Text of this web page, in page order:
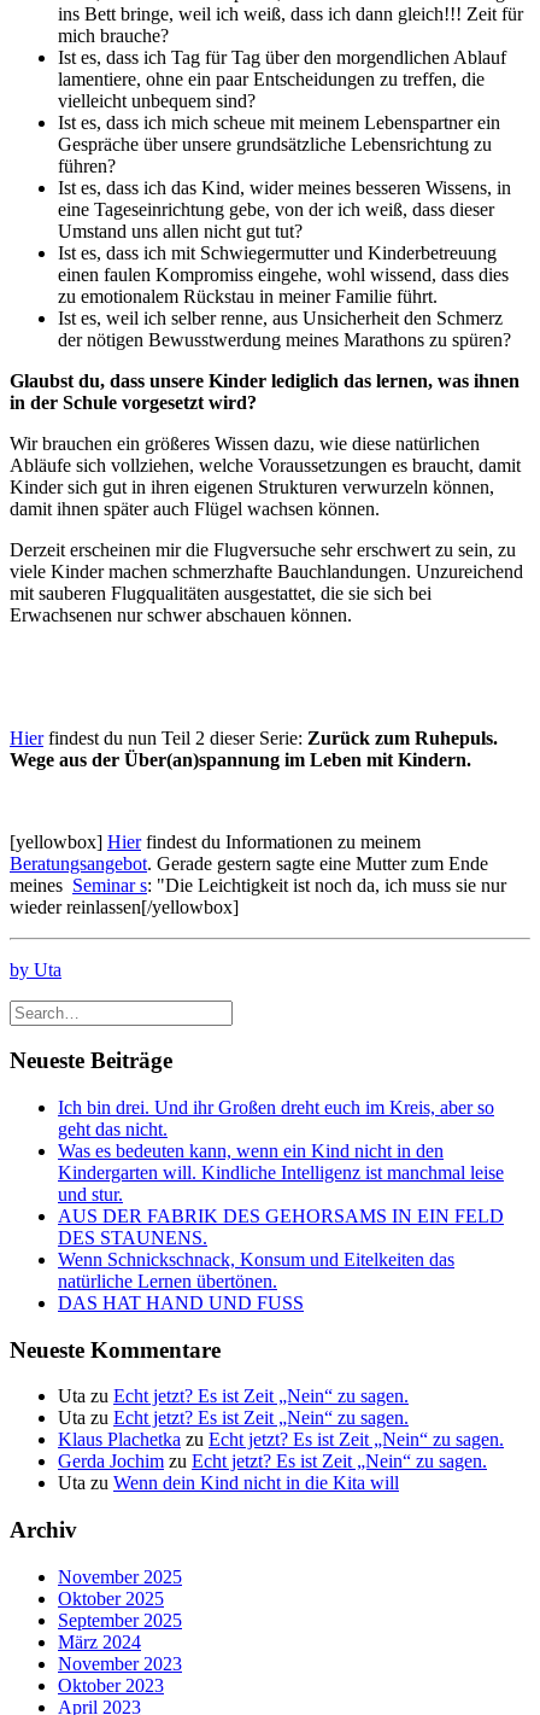
ins Bett bringe, weil ich weiß, dass ich dann gleich!!! Zeit für
mich brauche?
Ist es, dass ich Tag für Tag über den morgendlichen Ablauf
lamentiere, ohne ein paar Entscheidungen zu treffen, die
vielleicht unbequem sind?
Ist es, dass ich mich scheue mit meinem Lebenspartner ein
Gespräche über unsere grundsätzliche Lebensrichtung zu
führen?
Ist es, dass ich das Kind, wider meines besseren Wissens, in
eine Tageseinrichtung gebe, von der ich weiß, dass dieser
Umstand uns allen nicht gut tut?
Ist es, dass ich mit Schwiegermutter und Kinderbetreuung
einen faulen Kompromiss eingehe, wohl wissend, dass dies
zu emotionalem Rückstau in meiner Familie führt.
Ist es, weil ich selber renne, aus Unsicherheit den Schmerz
der nötigen Bewusstwerdung meines Marathons zu spüren?
Glaubst du, dass unsere Kinder lediglich das lernen, was ihnen
in der Schule vorgesetzt wird?
Wir brauchen ein größeres Wissen dazu, wie diese natürlichen
Abläufe sich vollziehen, welche Voraussetzungen es braucht, damit
Kinder sich gut in ihren eigenen Strukturen verwurzeln können,
damit ihnen später auch Flügel wachsen können.
Derzeit erscheinen mir die Flugversuche sehr erschwert zu sein, zu
viele Kinder machen schmerzhafte Bauchlandungen. Unzureichend
mit sauberen Flugqualitäten ausgestattet, die sie sich bei
Erwachsenen nur schwer abschauen können.
Hierfindest du nun Teil 2 dieser Serie: Zurück zum Ruhepuls.
Wege aus der Über(an)spannung im Leben mit Kindern.
[yellowbox] Hierfindest du Informationen zu meinem
Beratungsangebot. Gerade gestern sagte eine Mutter zum Ende
meines Seminar s: "Die Leichtigkeit ist noch da, ich muss sie nur
wieder reinlassen[/yellowbox]
by Uta
Neueste Beiträge
Ich bin drei. Und ihr Großen dreht euch im Kreis, aber so
geht das nicht.
Was es bedeuten kann, wenn ein Kind nicht in den
Kindergarten will. Kindliche Intelligenz ist manchmal leise
und stur.
AUS DER FABRIK DES GEHORSAMS IN EIN FELD
DES STAUNENS.
Wenn Schnickschnack, Konsum und Eitelkeiten das
natürliche Lernen übertönen.
DAS HAT HAND UND FUSS
Neueste Kommentare
Uta zu Echt jetzt? Es ist Zeit „Nein“ zu sagen.
Uta zu Echt jetzt? Es ist Zeit „Nein“ zu sagen.
Klaus Plachetka zu Echt jetzt? Es ist Zeit „Nein“ zu sagen.
Gerda Jochim zu Echt jetzt? Es ist Zeit „Nein“ zu sagen.
Uta zu Wenn dein Kind nicht in die Kita will
Archiv
November 2025
Oktober 2025
September 2025
März 2024
November 2023
Oktober 2023
April 2023